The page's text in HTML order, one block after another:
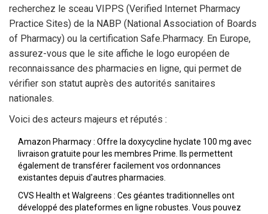
recherchez le sceau VIPPS (Verified Internet Pharmacy
Practice Sites) de la NABP (National Association of Boards
of Pharmacy) ou la certification Safe.Pharmacy. En Europe,
assurez-vous que le site affiche le logo européen de
reconnaissance des pharmacies en ligne, qui permet de
vérifier son statut auprès des autorités sanitaires
nationales.
Voici des acteurs majeurs et réputés :
Amazon Pharmacy: Offre la doxycycline hyclate 100 mg avec
livraison gratuite pour les membres Prime. Ils permettent
également de transférer facilement vos ordonnances
existantes depuis d'autres pharmacies.
CVS Health etWalgreens : Ces géantes traditionnelles ont
développé des plateformes en ligne robustes. Vous pouvez